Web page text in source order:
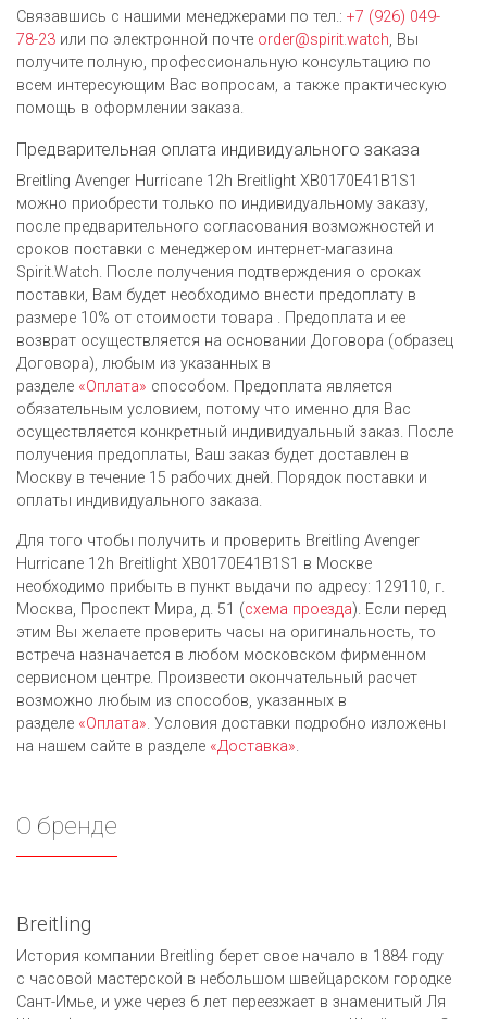
Связавшись с нашими менеджерами по тел.: +7 (926) 049-
78-23 или по электронной почте order@spirit.watch, Вы
получите полную, профессиональную консультацию по
всем интересующим Вас вопросам, а также практическую
помощь в оформлении заказа.
Предварительная оплата индивидуального заказа
Breitling Avenger Hurricane 12h Breitlight XB0170E41B1S1
можно приобрести только по индивидуальному заказу,
после предварительного согласования возможностей и
сроков поставки с менеджером интернет-магазина
Spirit.Watch. После получения подтверждения о сроках
поставки, Вам будет необходимо внести предоплату в
размере 10% от стоимости товара . Предоплата и ее
возврат осуществляется на основании Договора (образец
Договора), любым из указанных в
разделе «Оплата» способом. Предоплата является
обязательным условием, потому что именно для Вас
осуществляется конкретный индивидуальный заказ. После
получения предоплаты, Ваш заказ будет доставлен в
Москву в течение 15 рабочих дней. Порядок поставки и
оплаты индивидуального заказа.
Для того чтобы получить и проверить Breitling Avenger
Hurricane 12h Breitlight XB0170E41B1S1 в Москве
необходимо прибыть в пункт выдачи по адресу: 129110, г.
Москва, Проспект Мира, д. 51 (схема проезда). Если перед
этим Вы желаете проверить часы на оригинальность, то
встреча назначается в любом московском фирменном
сервисном центре. Произвести окончательный расчет
возможно любым из cпособов, указанных в
разделе «Оплата». Условия доставки подробно изложены
на нашем сайте в разделе «Доставка».
О бренде
Breitling
История компании Breitling берет свое начало в 1884 году
с часовой мастерской в небольшом швейцарском городке
Сант-Имье, и уже через 6 лет переезжает в знаменитый Ля